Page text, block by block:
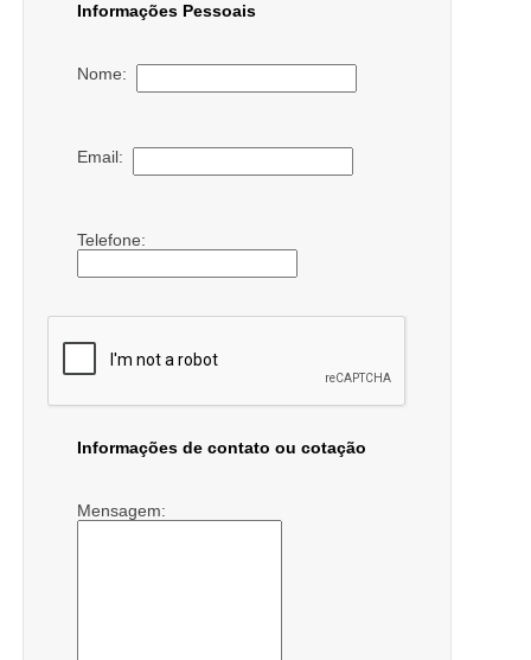
Informações Pessoais
Nome:
Email:
Telefone:
Informações de contato ou cotação
Mensagem: